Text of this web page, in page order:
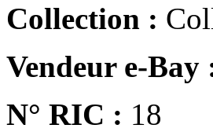
Collection :
Vendeur e-Bay
N° RIC : 18